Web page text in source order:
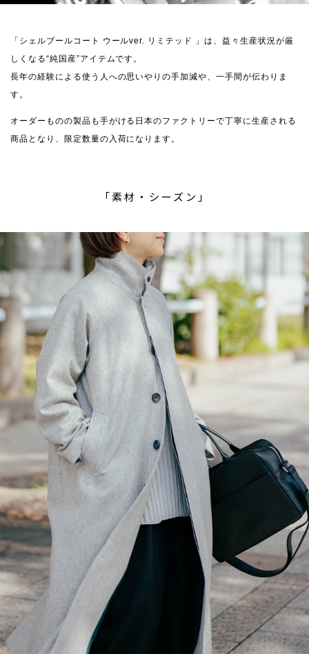
「シェルブールコート ウールver. リミテッド 」は、益々生産状況が厳
しくなる“純国産”アイテムです。
長年の経験による使う人への思いやりの手加減や、一手間が伝わりま
す。
オーダーものの製品も手がける日本のファクトリーで丁寧に生産される
商品となり、限定数量の入荷になります。
「素材・シーズン」